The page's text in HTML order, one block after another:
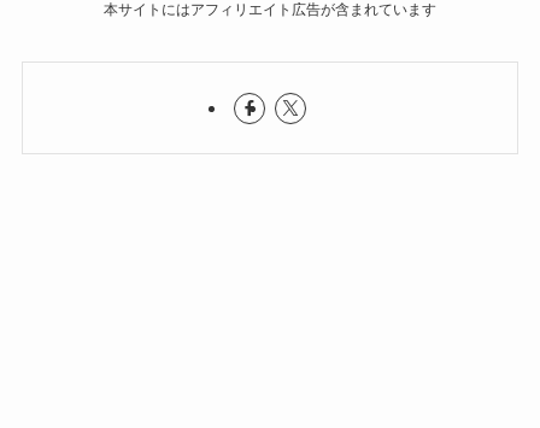
本サイトにはアフィリエイト広告が含まれています